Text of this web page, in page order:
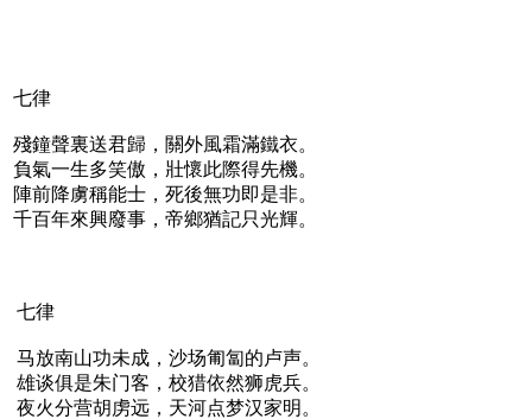
七律
殘鐘聲裏送君歸，關外風霜滿鐵衣。
負氣一生多笑傲，壯懷此際得先機。
陣前降虜稱能士，死後無功即是非。
千百年來興廢事，帝鄉猶記只光輝。
七律
马放南山功未成，沙场匍匐的卢声。
雄谈俱是朱门客，校猎依然狮虎兵。
夜火分营胡虏远，天河点梦汉家明。